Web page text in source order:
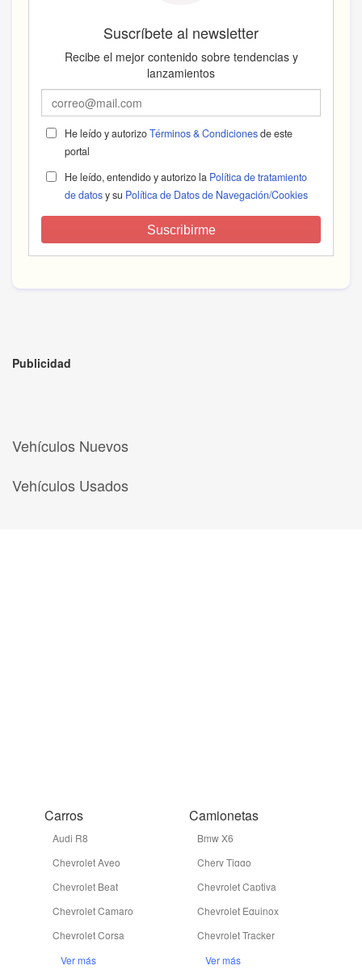
Suscríbete al newsletter
Recibe el mejor contenido sobre tendencias y
lanzamientos
He leído y autorizoTérminos & Condicionesde este
portal
He leído, entendido y autorizo la Política de tratamiento
de datosy su Política de Datos de Navegación/Cookies
Suscribirme
Publicidad
Vehículos Nuevos
Vehículos Usados
Carros
Audi R8
Chevrolet Aveo
Chevrolet Beat
Chevrolet Camaro
Chevrolet Corsa
Ver más
Camionetas
Bmw X6
Chery Tiggo
Chevrolet Captiva
Chevrolet Equinox
Chevrolet Tracker
Ver más